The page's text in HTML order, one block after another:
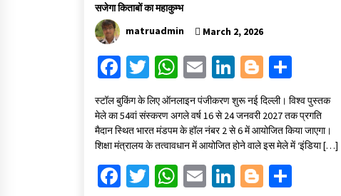
सजेगा किताबों का महाकुम्भ
matruadmin
March 2, 2026
Fa
ce
b
o
o
k
T
wi
tt
er
W
at
sA
p
p
E
m
ai
l
Li
ke
dI
n
Bl
o
gg
er
h
ar
e
स्टॉल बुकिंग के लिए ऑनलाइन पंजीकरण शुरू नई दिल्ली। विश्व पुस्तक
मेले का 54वां संस्करण अगले वर्ष 16 से 24 जनवरी 2027 तक प्रगति
मैदान स्थित भारत मंडपम के हॉल नंबर 2 से 6 में आयोजित किया जाएगा।
शिक्षा मंत्रालय के तत्वावधान में आयोजित होने वाले इस मेले में ‘इंडिया […]
Fa T
W E
Li Bl